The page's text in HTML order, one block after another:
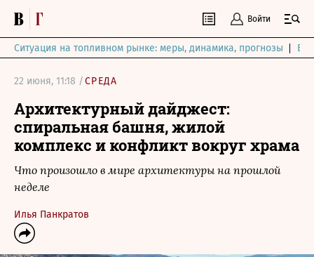
Войти
Ситуация на топливном рынке: меры, динамика, прогнозы
22 июня, 11:18 /СРЕДА
Архитектурный дайджест:
спиральная башня, жилой
комплекс и конфликт вокруг храма
Что произошло в мире архитектуры на прошлой
неделе
Илья Панкратов